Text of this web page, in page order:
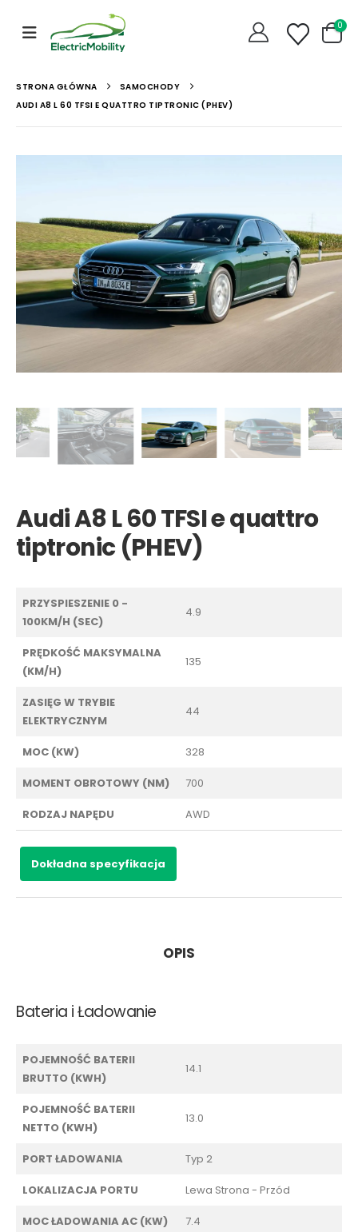
0
STRONA GŁÓWNA
SAMOCHODY
AUDI A8 L 60 TFSI E QUATTRO TIPTRONIC (PHEV)
Audi A8 L 60 TFSI e quattro
tiptronic (PHEV)
PRZYSPIESZENIE 0 -
100KM/H (SEC)
4.9
PRĘDKOŚĆ MAKSYMALNA
(KM/H)
135
ZASIĘG W TRYBIE
ELEKTRYCZNYM
44
MOC (KW) 328
MOMENT OBROTOWY (NM) 700
RODZAJ NAPĘDU AWD
Dokładna specyfikacja
OPIS
Bateria i Ładowanie
POJEMNOŚĆ BATERII
BRUTTO (KWH)
14.1
POJEMNOŚĆ BATERII
NETTO (KWH)
13.0
PORT ŁADOWANIA Typ 2
LOKALIZACJA PORTU Lewa Strona - Przód
MOC ŁADOWANIA AC (KW) 7.4